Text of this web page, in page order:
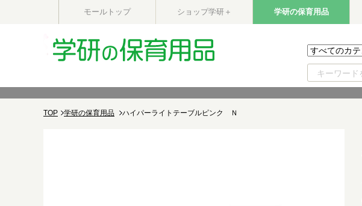
モールトップ ショップ学研＋ 学研の保育用品
TOP 学研の保育用品 ハイパーライトテーブルピンク Ｎ